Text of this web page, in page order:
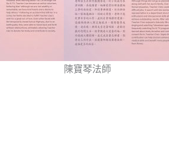
陳寶琴法師